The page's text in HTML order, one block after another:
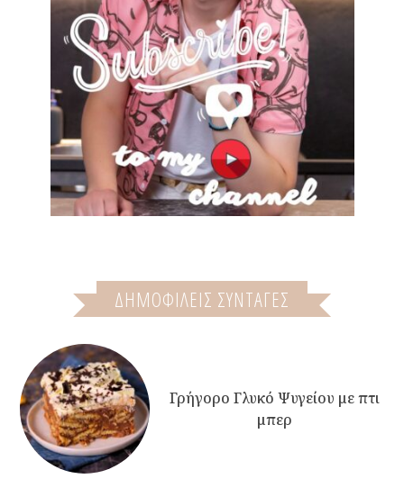
ΔΗΜΟΦΙΛΕΙΣ ΣΥΝΤΑΓΕΣ
Γρήγορο Γλυκό Ψυγείου με πτι
μπερ